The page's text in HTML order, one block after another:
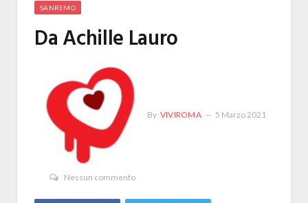
SANREMO
Da Achille Lauro
By VIVIROMA 5 Marzo 2021
Nessun commento